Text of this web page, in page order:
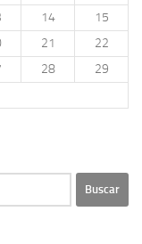
14
15
21
22
28
29